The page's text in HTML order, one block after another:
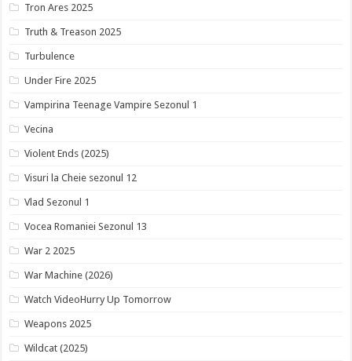
Tron Ares 2025
Truth & Treason 2025
Turbulence
Under Fire 2025
Vampirina Teenage Vampire Sezonul 1
Vecina
Violent Ends (2025)
Visuri la Cheie sezonul 12
Vlad Sezonul 1
Vocea Romaniei Sezonul 13
War 2 2025
War Machine (2026)
Watch VideoHurry Up Tomorrow
Weapons 2025
Wildcat (2025)